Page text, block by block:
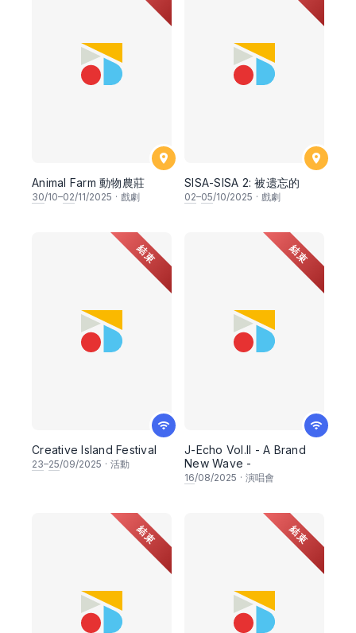
Animal Farm 動物農莊
30/10–02/11/2025 · 戲劇
SISA-SISA 2: 被遗忘的
02–05/10/2025 · 戲劇
結束
Creative Island Festival
23–25/09/2025 · 活動
結束
J-Echo Vol.II - A Brand
New Wave -
16/08/2025 · 演唱會
結束 結束